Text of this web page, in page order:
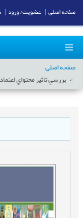
صفحه اصلی
بررسي تاثير محتواي
صفحه اصلی عضویت/ ورود